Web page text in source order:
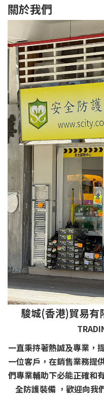
關於我們
駿城(香港)貿易有
一直秉持著熱誠及專業，
一位客戶，在銷售業務提
們專業輔助下必能正確和
全防護裝備 ，歡迎向我